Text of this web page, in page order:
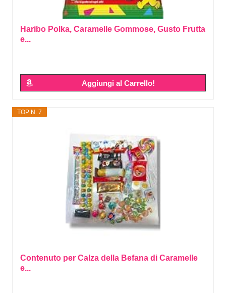
Haribo Polka, Caramelle Gommose, Gusto Frutta
e...
Aggiungi al Carrello!
TOP N. 7
Contenuto per Calza della Befana di Caramelle
e...